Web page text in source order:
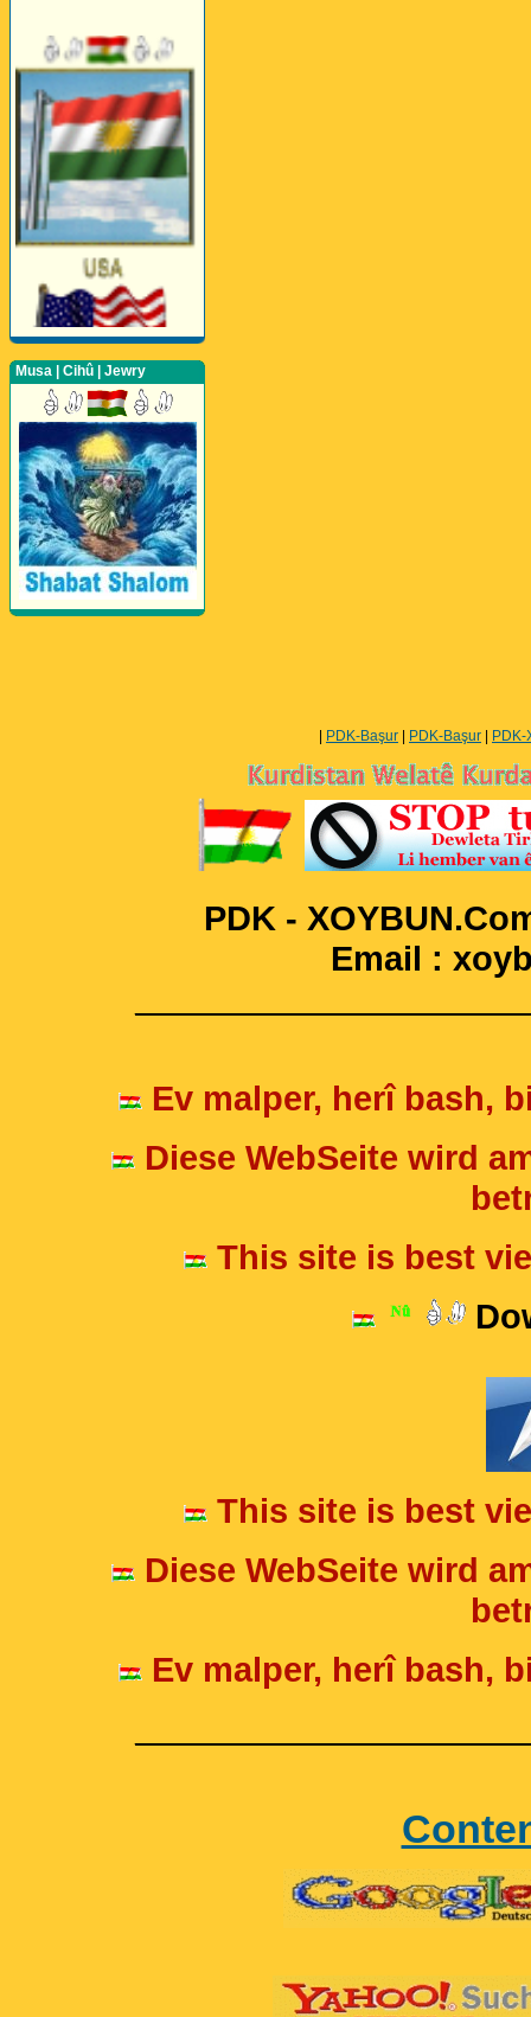
Perwerde ya Zimanê
Kurdî û Îngîlîzî
Musa | Cihû | Jewry
PDK-Başur PDK-Başur
PDK -
Email :
Ev malper, herî bash,
Diese WebSeite wird
This site is best
This site is best
Diese WebSeite wird
Ev malper, herî bash,